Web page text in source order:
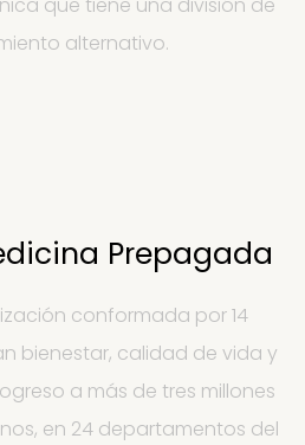
que tiene una división de
alternativo.
Prepagada
conformada por 14
bienestar, calidad de vida y
a más de tres millones
en 24 departamentos del